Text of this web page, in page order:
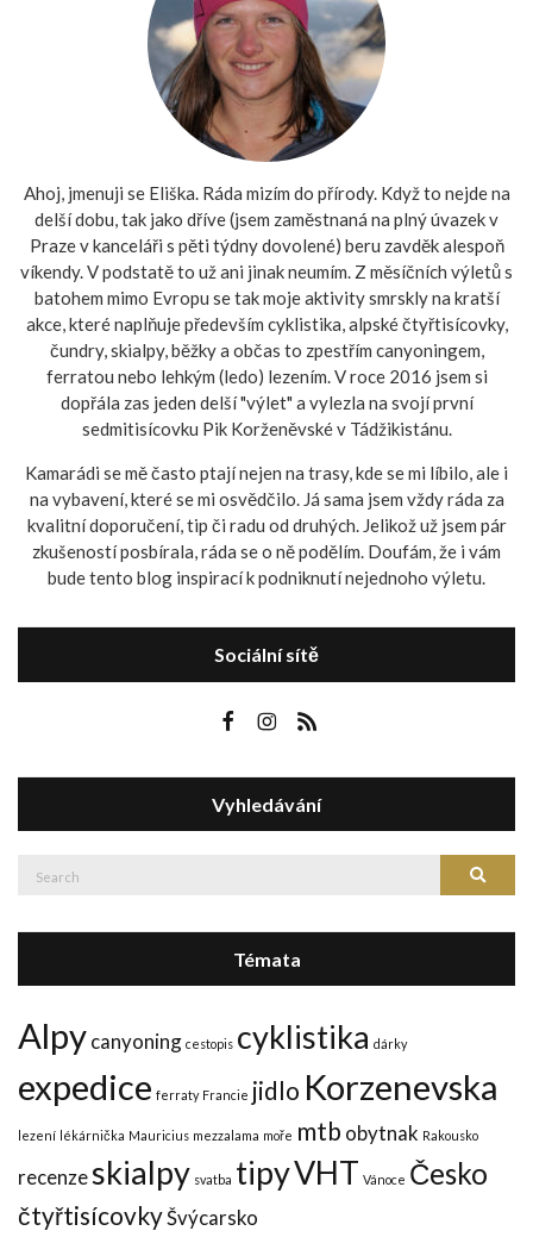
Ahoj, jmenuji se Eliška. Ráda mizím do přírody. Když to nejde na
delší dobu, tak jako dříve (jsem zaměstnaná na plný úvazek v
Praze v kanceláři s pěti týdny dovolené) beru zavděk alespoň
víkendy. V podstatě to už ani jinak neumím. Z měsíčních výletů s
batohem mimo Evropu se tak moje aktivity smrskly na kratší
akce, které naplňuje především cyklistika, alpské čtyřtisícovky,
čundry, skialpy, běžky a občas to zpestřím canyoningem,
ferratou nebo lehkým (ledo) lezením. V roce 2016 jsem si
dopřála zas jeden delší "výlet" a vylezla na svojí první
sedmitisícovku Pik Korženěvské v Tádžikistánu.
Kamarádi se mě často ptají nejen na trasy, kde se mi líbilo, ale i
na vybavení, které se mi osvědčilo. Já sama jsem vždy ráda za
kvalitní doporučení, tip či radu od druhých. Jelikož už jsem pár
zkušeností posbírala, ráda se o ně podělím. Doufám, že i vám
bude tento blog inspirací k podniknutí nejednoho výletu.
Sociální sítě
Vyhledávání
Search
Témata
Alpycanyoning cestopis cyklistika dárky
expedice ferraty Francie jidlo Korzenevska
lezení lékárnička Mauricius mezzalama moře mtb obytnak Rakousko
recenzeskialpy svatba tipyVHT Vánoce Česko
čtyřtisícovkyŠvýcarsko